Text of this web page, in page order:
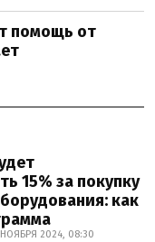
помощь от
15% за покупку
как
2024, 08:30